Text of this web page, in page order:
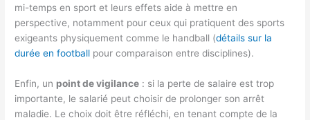
mi-temps en sport et leurs effets aide à mettre en
perspective, notamment pour ceux qui pratiquent des sports
exigeants physiquement comme le handball (détails sur la
durée en football pour comparaison entre disciplines).
Enfin, un point de vigilance : si la perte de salaire est trop
importante, le salarié peut choisir de prolonger son arrêt
maladie. Le choix doit être réfléchi, en tenant compte de la